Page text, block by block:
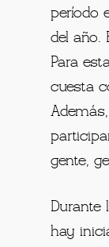
período
del año.
Para
cuesta
gente,
Durante
hay